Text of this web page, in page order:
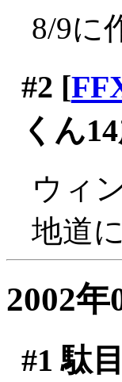
8/9に
#2 [
くん
ウィ
地道
2002年
#1 駄